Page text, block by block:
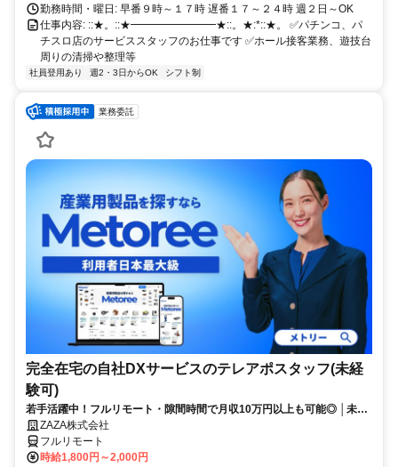
勤務時間・曜日: 早番９時～１７時 遅番１７～２４時 週２日～OK
仕事内容: ::★。::★━━━━━━━━★::。★:*::★。 ✅パチンコ、パ
チスロ店のサービススタッフのお仕事です ✅ホール接客業務、遊技台
周りの清掃や整理等
社員登用あり 週2・3日からOK シフト制
業務委託
完全在宅の自社DXサービスのテレアポスタッフ(未経
験可)
若手活躍中！フルリモート・隙間時間で月収10万円以上も可能◎ │未経
験からインサイドセールスに挑戦
ZAZA株式会社
フルリモート
時給1,800円～2,000円